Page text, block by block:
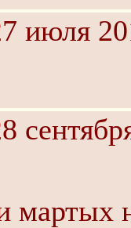
июля
мартых